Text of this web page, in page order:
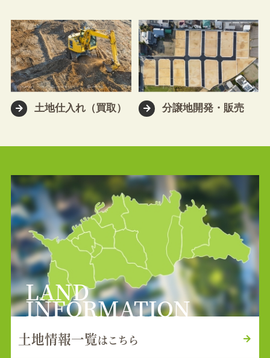
土地仕入れ（買取） 分譲地開発・販売
LAND
INFORMATION
土地情報一覧はこちら